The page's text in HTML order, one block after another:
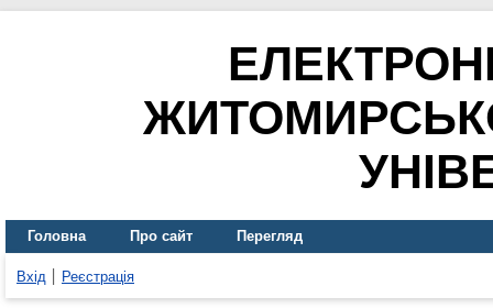
Головна Про сайт Перегляд
Вхід Реєстрація